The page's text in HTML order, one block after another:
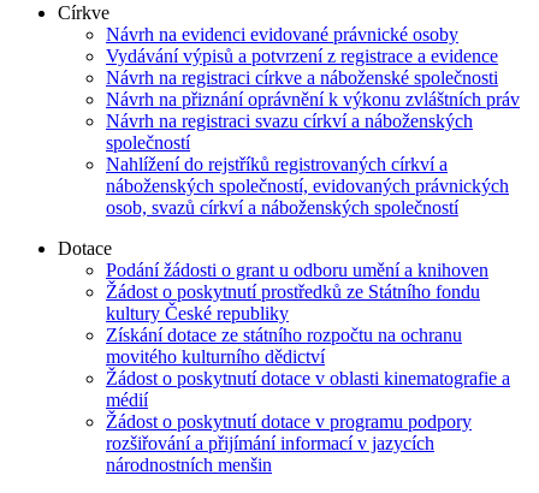
Církve
Návrh na evidenci evidované právnické osoby
Vydávání výpisů a potvrzení z registrace a evidence
Návrh na registraci církve a náboženské společnosti
Návrh na přiznání oprávnění k výkonu zvláštních práv
Návrh na registraci svazu církví a náboženských
společností
Nahlížení do rejstříků registrovaných církví a
náboženských společností, evidovaných právnických
osob, svazů církví a náboženských společností
Dotace
Podání žádosti o grant u odboru umění a knihoven
Žádost o poskytnutí prostředků ze Státního fondu
kultury České republiky
Získání dotace ze státního rozpočtu na ochranu
movitého kulturního dědictví
Žádost o poskytnutí dotace v oblasti kinematografie a
médií
Žádost o poskytnutí dotace v programu podpory
rozšiřování a přijímání informací v jazycích
národnostních menšin